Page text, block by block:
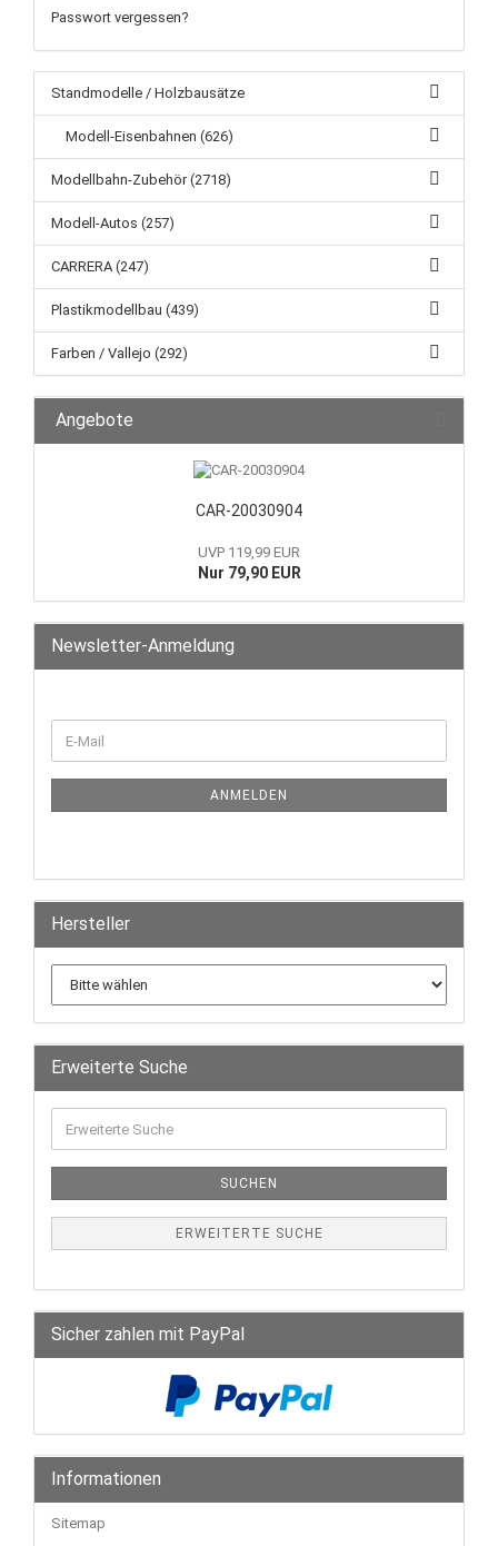
Passwort vergessen?
Standmodelle / Holzbausätze
Modell-Eisenbahnen (626)
Modellbahn-Zubehör (2718)
Modell-Autos (257)
CARRERA (247)
Plastikmodellbau (439)
Farben / Vallejo (292)
Angebote
CAR-20030904
UVP 119,99 EUR
Nur 79,90 EUR
Newsletter-Anmeldung
ANMELDEN
Hersteller
Erweiterte Suche
SUCHEN
ERWEITERTE SUCHE
Sicher zahlen mit PayPal
Informationen
Sitemap